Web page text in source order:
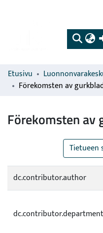
Etusivu
Förekomsten av
Tietueen
dc.contributor.author
dc.contributor.department